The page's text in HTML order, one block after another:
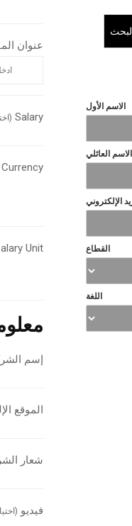
عنوان
Salary
Unit
إسم
الموقع
شعار
فيديو
الاسم الأول
الاسم العائلي
الإلكتروني
القطاع
اللغة